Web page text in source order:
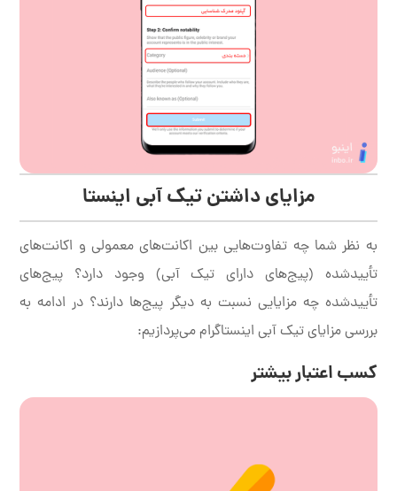
مزایای داشتن تیک آبی اینستا
به نظر شما چه تفاوت‌هایی بین اکانت‌های معمولی و اکانت‌های
تأییدشده (پیج‌های دارای تیک آبی) وجود دارد؟ پیج‌های
تأییدشده چه مزایایی نسبت به دیگر پیج‌ها دارند؟ در ادامه به
بررسی مزایای تیک آبی اینستاگرام می‌پردازیم:
کسب اعتبار بیشتر